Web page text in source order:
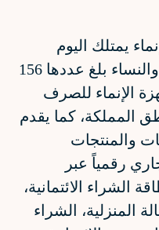
يمتلك اليوم
شبكة فروع متميزة للرجال والنساء بلغ عددها 156
1465 من أجهزة الإنماء للصرف
المملكة، كما يقدم
والمنتجات
رقمياً عبر
الشراء الائتمانية،
المنزلية، الشراء